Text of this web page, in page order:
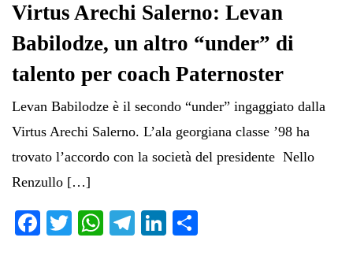
Virtus Arechi Salerno: Levan
Babilodze, un altro “under” di
talento per coach Paternoster
Levan Babilodze è il secondo “under” ingaggiato dalla
Virtus Arechi Salerno. L’ala georgiana classe ’98 ha
trovato l’accordo con la società del presidente Nello
Renzullo […]
Fa T
W
Te
Li